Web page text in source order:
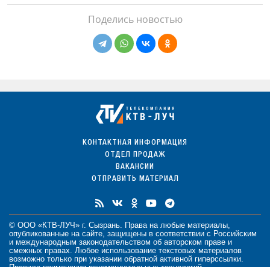
Поделись новостью
КОНТАКТНАЯ ИНФОРМАЦИЯ
ОТДЕЛ ПРОДАЖ
ВАКАНСИИ
ОТПРАВИТЬ МАТЕРИАЛ
© ООО «КТВ-ЛУЧ» г. Сызрань. Права на любые материалы
опубликованные на сайте, защищены в соответствии с Российским
и международным законодательством об авторском праве и
смежных правах. Любое использование текстовых материалов
возможно только при указании обратной активной гиперссылки.